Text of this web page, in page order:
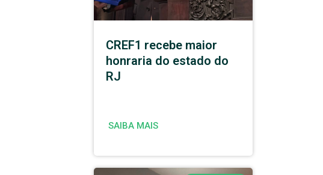
CREF1 recebe maior
honraria do estado do
RJ
SAIBA MAIS